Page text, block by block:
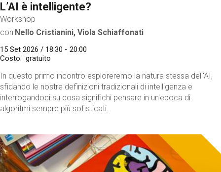
L’AI è intelligente?
Workshop
con Nello Cristianini, Viola Schiaffonati
15 Set 2026 / 18:30 - 20:00
Costo
gratuito
In questo primo incontro esploreremo la natura stessa dell'AI,
sfidando le nostre definizioni tradizionali di intelligenza e
interrogandoci su cosa significhi pensare in un'epoca di
algoritmi sempre più sofisticati.